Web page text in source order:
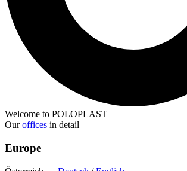
Welcome to POLOPLAST
Ouroffices in detail
Europe